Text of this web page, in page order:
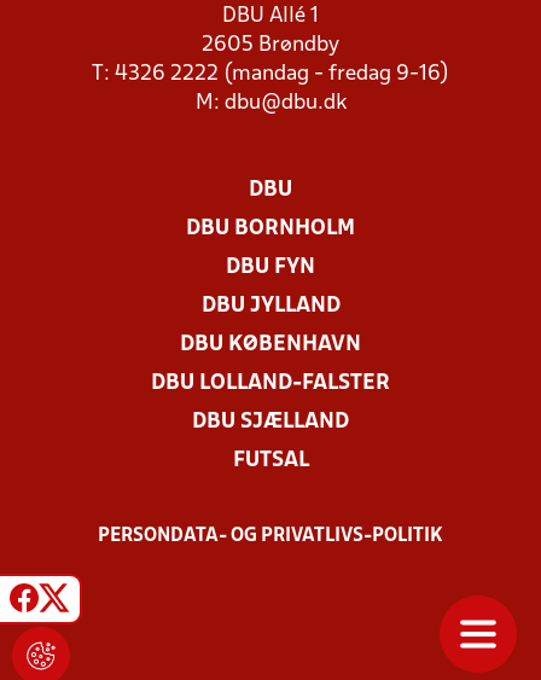
DBU Allé 1
2605 Brøndby
T: 4326 2222 (mandag - fredag 9-16)
M: dbu@dbu.dk
DBU
DBU BORNHOLM
DBU FYN
DBU JYLLAND
DBU KØBENHAVN
DBU LOLLAND-FALSTER
DBU SJÆLLAND
FUTSAL
PERSONDATA- OG PRIVATLIVS-POLITIK